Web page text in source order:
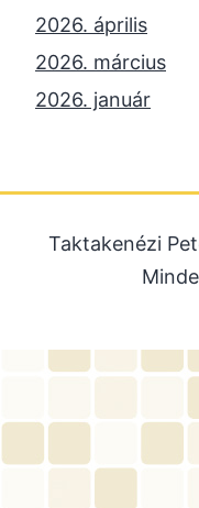
2026. április
2026. március
2026. január
2025. július
2025. június
2024. december
Taktakenézi